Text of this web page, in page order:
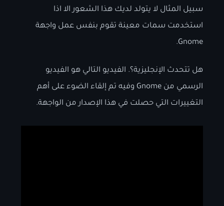
سبيل المثال لا يتولد لديك هذا الشعور الا اذا
استخدمت سمات معينة تقوم بنفس عمل واجهة
Gnome.
هل تتحدث الإنجليزية؟. الفيديو التالي هو الفيديو
الرسمي من Gnome وفيه تم إلقاء الضوء على أهم
التغييرات التي حصلت في هذا الإصدار من الواجهة.